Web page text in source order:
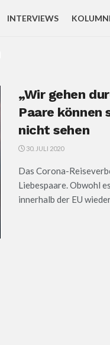
INTERVIEWS
„Wir gehen
Paare können
nicht sehen
30. JULI 2020
Das Corona-
Liebespaare. Obwohl
innerhalb der EU